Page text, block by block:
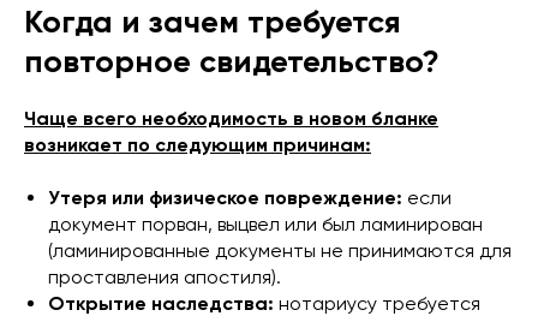
Когда и зачем требуется
повторное свидетельство?
Чаще всего необходимость в новом бланке
возникает по следующим причинам:
Утеря или физическое повреждение: если
документ порван, выцвел или был ламинирован
(ламинированные документы не принимаются для
проставления апостиля).
Открытие наследства: нотариусу требуется